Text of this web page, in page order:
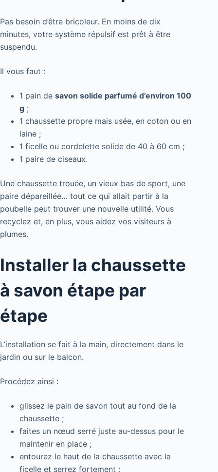
Pas besoin d’être bricoleur. En moins de dix
minutes, votre système répulsif est prêt à être
suspendu.
Il vous faut :
1 pain de savon solide parfumé d’environ 100
g ;
1 chaussette propre mais usée, en coton ou en
laine ;
1 ficelle ou cordelette solide de 40 à 60 cm ;
1 paire de ciseaux.
Une chaussette trouée, un vieux bas de sport, une
paire dépareillée… tout ce qui allait partir à la
poubelle peut trouver une nouvelle utilité. Vous
recyclez et, en plus, vous aidez vos visiteurs à
plumes.
Installer la chaussette
à savon étape par
étape
L’installation se fait à la main, directement dans le
jardin ou sur le balcon.
Procédez ainsi :
glissez le pain de savon tout au fond de la
chaussette ;
faites un nœud serré juste au-dessus pour le
maintenir en place ;
entourez le haut de la chaussette avec la
ficelle et serrez fortement ;